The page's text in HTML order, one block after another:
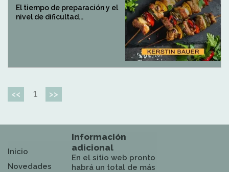
El tiempo de preparación y el
nivel de dificultad...
<< 1 >>
Inicio
Novedades
Información
adicional
En el sitio web pronto
habrá un total de más